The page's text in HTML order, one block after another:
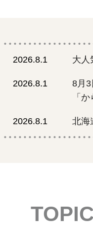
2026.8.1 大人
2026.8.1
8月3
「
2026.8.1 北海